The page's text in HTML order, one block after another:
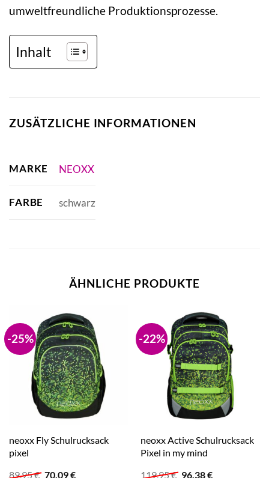
umweltfreundliche Produktionsprozesse.
Inhalt
ZUSÄTZLICHE INFORMATIONEN
MARKE NEOXX
FARBE schwarz
ÄHNLICHE PRODUKTE
-25%
neoxx Fly Schulrucksack
pixel
89,95€ Ursprünglicher
70,09€Aktueller
-22%
neoxx Active Schulrucksack
Pixel in my mind
119,95€ Ursprünglicher
96,38€Aktueller